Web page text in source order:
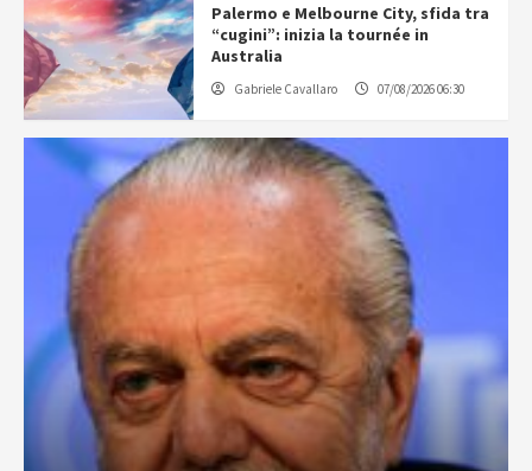
Palermo e Melbourne City, sfida tra
“cugini”: inizia la tournée in
Australia
Gabriele Cavallaro 07/08/2026 06:30